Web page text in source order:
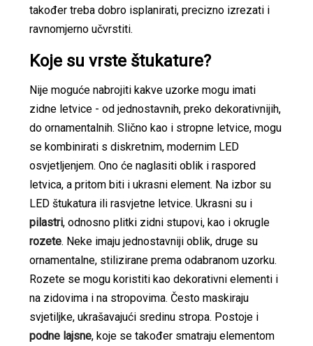
također treba dobro isplanirati, precizno izrezati i
ravnomjerno učvrstiti.
Koje su vrste štukature?
Nije moguće nabrojiti kakve uzorke mogu imati
zidne letvice - od jednostavnih, preko dekorativnijih,
do ornamentalnih. Slično kao i stropne letvice, mogu
se kombinirati s diskretnim, modernim LED
osvjetljenjem. Ono će naglasiti oblik i raspored
letvica, a pritom biti i ukrasni element. Na izbor su
LED štukatura ili rasvjetne letvice. Ukrasni su i
pilastri, odnosno plitki zidni stupovi, kao i okrugle
rozete. Neke imaju jednostavniji oblik, druge su
ornamentalne, stilizirane prema odabranom uzorku.
Rozete se mogu koristiti kao dekorativni elementi i
na zidovima i na stropovima. Često maskiraju
svjetiljke, ukrašavajući sredinu stropa. Postoje i
podne lajsne, koje se također smatraju elementom